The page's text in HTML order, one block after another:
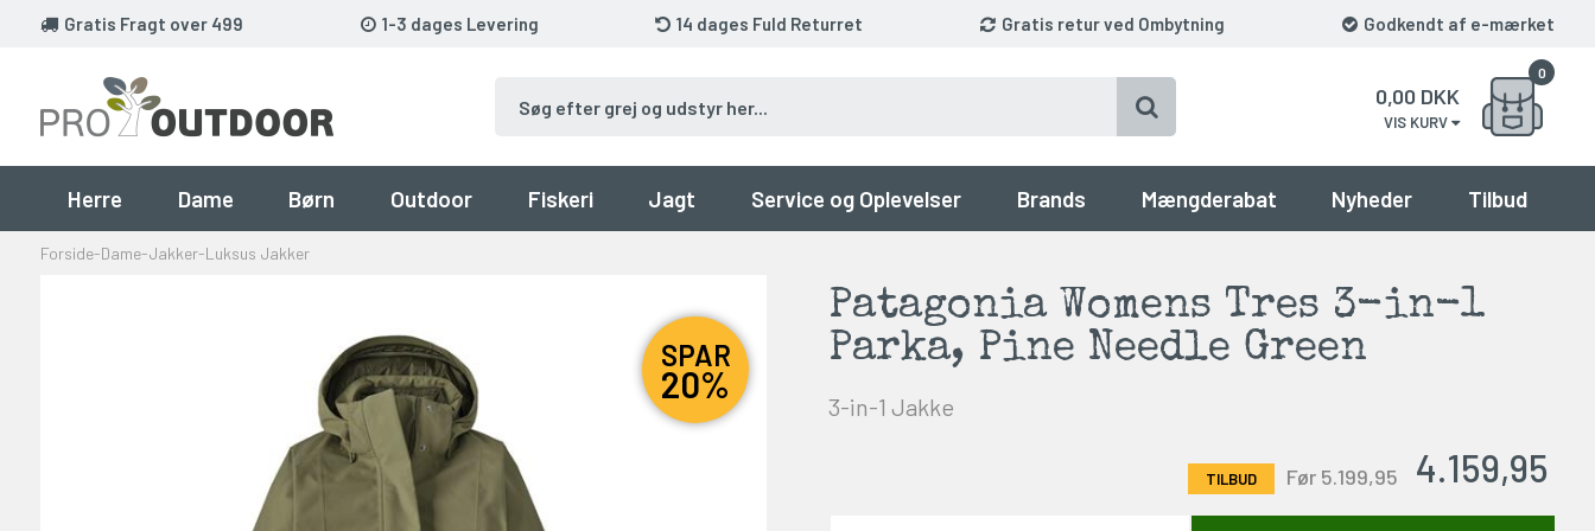
Gratis Fragt over 499 1-3 dages Levering 14 dages Fuld Returret Gratis retur ved Ombytning Godkendt af e-mærket
0
0,00 DKK
VIS KURV
Herre Dame Børn Outdoor Fiskeri Jagt Service og Oplevelser Brands Mængderabat Nyheder Tilbud
Forside-Dame-Jakker-Luksus Jakker
SPAR
20%
Patagonia Womens Tres 3-in-1
Parka, Pine Needle Green
3-in-1 Jakke
4.159,95
Før 5.199,95